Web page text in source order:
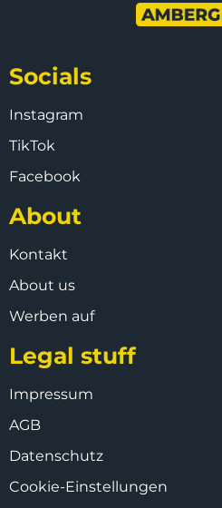
Socials
Instagram
TikTok
Facebook
About
Kontakt
About us
Werben auf
Legal stuff
Impressum
AGB
Datenschutz
Cookie-Einstellungen